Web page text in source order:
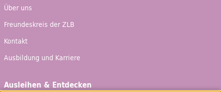
Über uns
Freundeskreis der ZLB
Kontakt
Ausbildung und Karriere
Ausleihen & Entdecken